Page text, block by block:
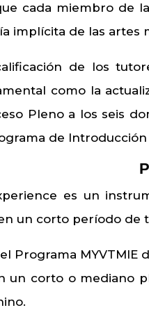
cada miembro de
implícita de las artes
de los
como la
Pleno a los seis
de
es un
un corto período de
Programa
un corto o mediano